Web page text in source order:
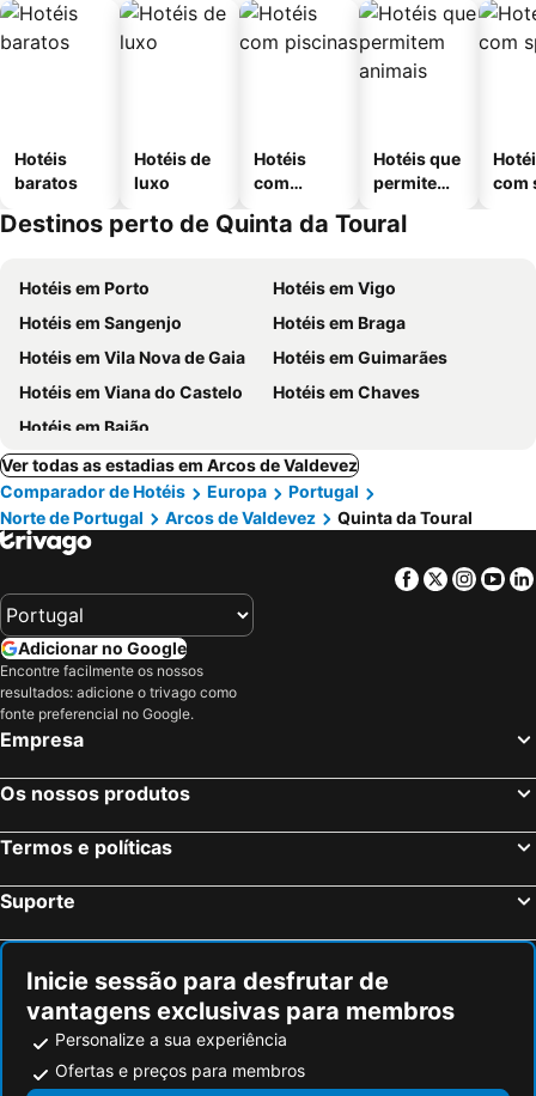
Hotéis
baratos
Hotéis de
luxo
Hotéis
com
Hotéis que
permitem
com
Destinos perto de Quinta da Toural
Hotéis em Porto
Hotéis em Vigo
Hotéis em Sangenjo
Hotéis em Braga
Hotéis em Vila Nova de Gaia
Hotéis em Guimarães
Hotéis em Viana do Castelo
Hotéis em Chaves
Hotéis em Baião
Ver todas as estadias em Arcos de Valdevez
Comparador de Hotéis
Europa
Portugal
Norte de Portugal
Arcos de Valdevez Quinta da Toural
Facebook
Twitter
Adicionar no Google
Encontre facilmente os nossos
resultados: adicione o trivago como
fonte preferencial no Google.
Empresa
Os nossos produtos
Termos e políticas
Suporte
Inicie sessão para desfrutar de
vantagens exclusivas para membros
Personalize a sua experiência
Ofertas e preços para membros